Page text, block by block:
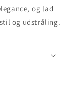
og lad
og udstråling.